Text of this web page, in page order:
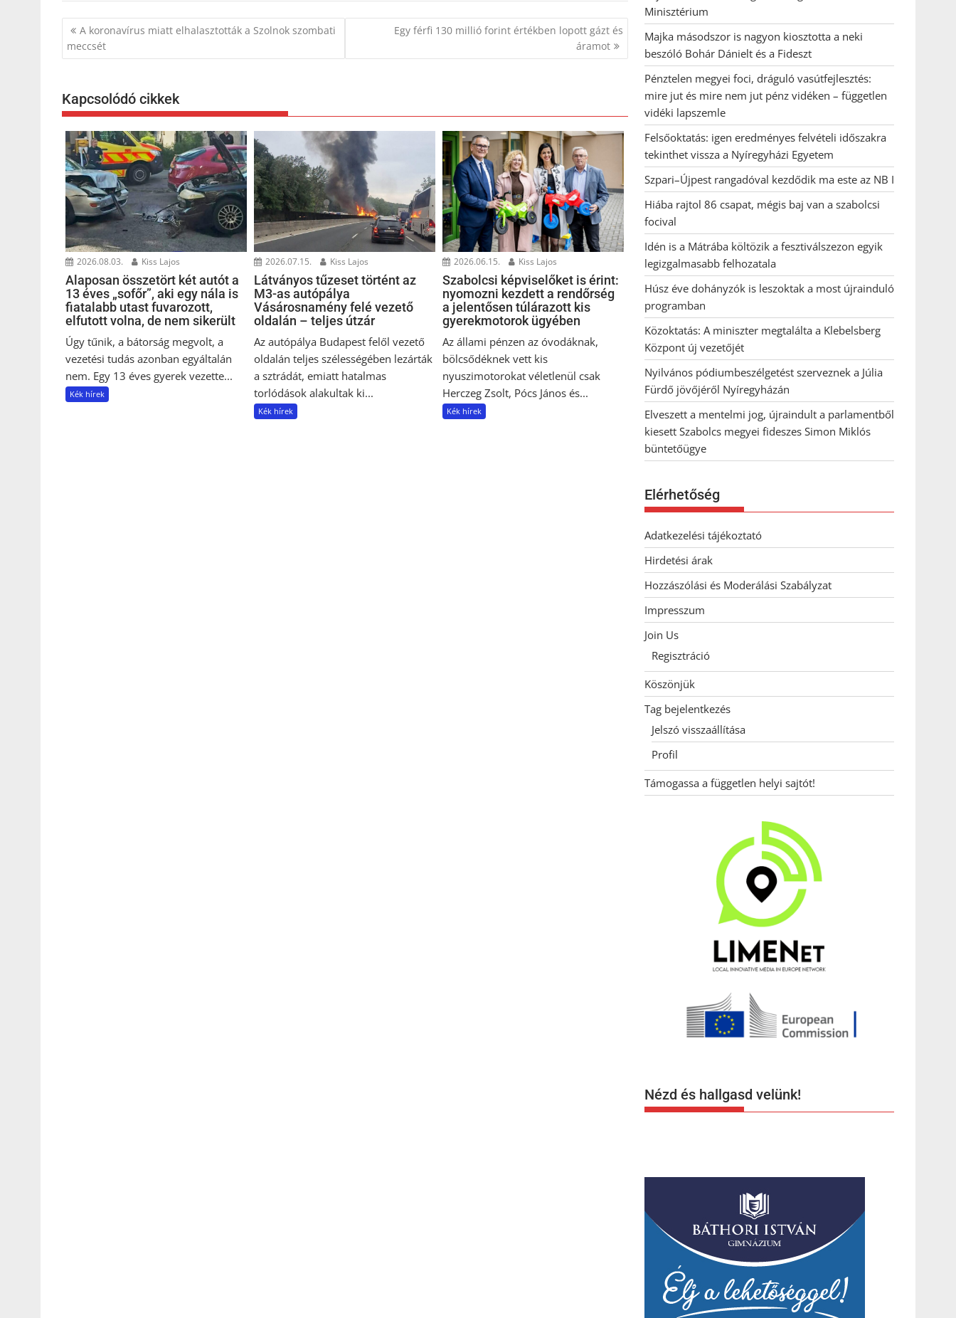
Bejegyzés
navigáció
A koronavírus miatt elhalasztották a Szolnok szombati
meccsét
Egy férfi 130 millió forint értékben lopott gázt és
áramot
Kapcsolódó cikkek
2026.08.03. Kiss Lajos
Alaposan összetört két autót a
13 éves „sofőr”, aki egy nála is
fiatalabb utast fuvarozott,
elfutott volna, de nem sikerült
Úgy tűnik, a bátorság megvolt, a
vezetési tudás azonban egyáltalán
nem. Egy 13 éves gyerek vezette...
Kék hírek
2026.07.15. Kiss Lajos
Látványos tűzeset történt az
M3-as autópálya
Vásárosnamény felé vezető
oldalán – teljes útzár
Az autópálya Budapest felől vezető
oldalán teljes szélességében lezárták
a sztrádát, emiatt hatalmas
torlódások alakultak ki...
Kék hírek
2026.06.15. Kiss Lajos
Szabolcsi képviselőket is érint:
nyomozni kezdett a rendőrség
a jelentősen túlárazott kis
gyerekmotorok ügyében
Az állami pénzen az óvodáknak,
bölcsődéknek vett kis
nyuszimotorokat véletlenül csak
Herczeg Zsolt, Pócs János és...
Kék hírek
Minisztérium
Majka másodszor is nagyon kiosztotta a neki
beszóló Bohár Dánielt és a Fideszt
Pénztelen megyei foci, dráguló vasútfejlesztés:
mire jut és mire nem jut pénz vidéken – független
vidéki lapszemle
Felsőoktatás: igen eredményes felvételi időszakra
tekinthet vissza a Nyíregyházi Egyetem
Szpari–Újpest rangadóval kezdődik ma este az NB I
Hiába rajtol 86 csapat, mégis baj van a szabolcsi
focival
Idén is a Mátrába költözik a fesztiválszezon egyik
legizgalmasabb felhozatala
Húsz éve dohányzók is leszoktak a most újrainduló
programban
Közoktatás: A miniszter megtalálta a Klebelsberg
Központ új vezetőjét
Nyilvános pódiumbeszélgetést szerveznek a Júlia
Fürdő jövőjéről Nyíregyházán
Elveszett a mentelmi jog, újraindult a parlamentből
kiesett Szabolcs megyei fideszes Simon Miklós
büntetőügye
Elérhetőség
Adatkezelési tájékoztató
Hirdetési árak
Hozzászólási és Moderálási Szabályzat
Impresszum
Join Us
Regisztráció
Köszönjük
Tag bejelentkezés
Jelszó visszaállítása
Profil
Támogassa a független helyi sajtót!
Nézd és hallgasd velünk!